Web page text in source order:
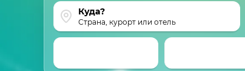
Страна, курорт или отель